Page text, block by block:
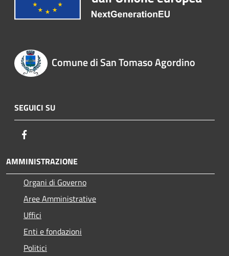
Comune di San Tomaso Agordino
SEGUICI SU
AMMINISTRAZIONE
Organi di Governo
Aree Amministrative
Uffici
Enti e fondazioni
Politici